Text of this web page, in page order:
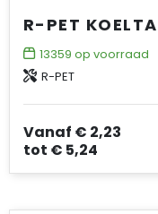
13359 op voorraad
R-PET
Vanaf € 2,23
tot € 5,24